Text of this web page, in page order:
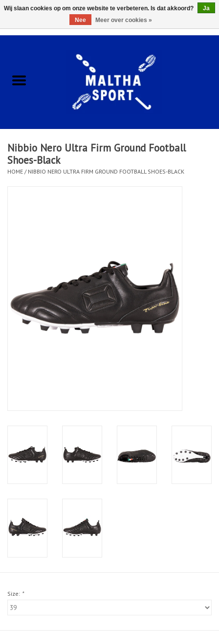
ACCESSOIRES/HARDWARE
KLEDING
CLUBSHOPS
Nibbio Nero Ultra Firm Ground Football
Shoes-Black
HOME / NIBBIO NERO ULTRA FIRM GROUND FOOTBALL SHOES-BLACK
Size: *
Wij slaan cookies op om onze website te verbeteren. Is dat akkoord?
Ja
Nee
Meer over cookies »